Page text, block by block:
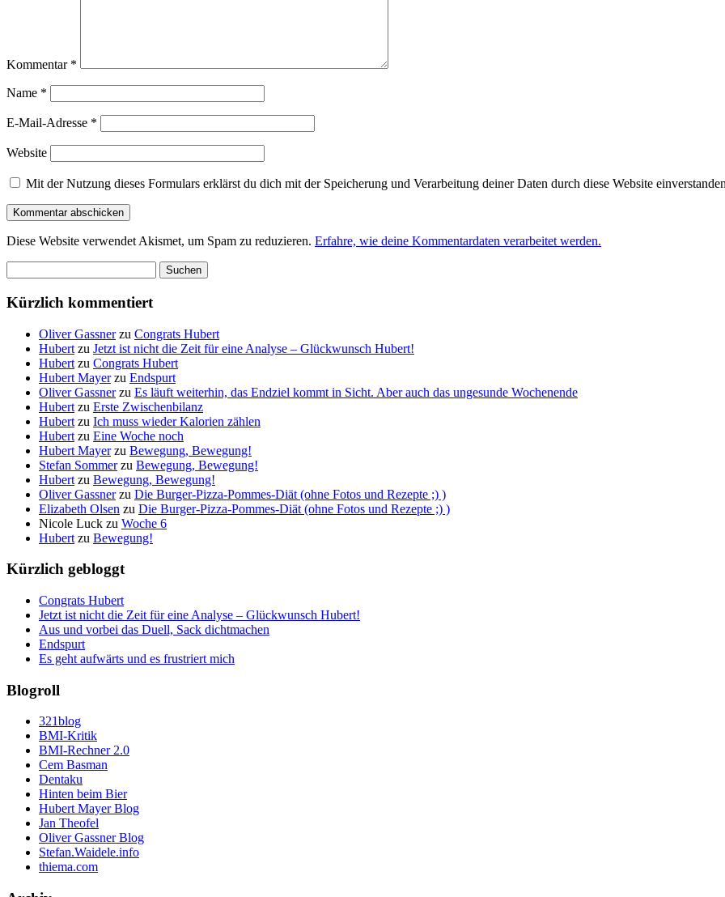
Kommentar *
Name *
E-Mail-Adresse *
Website
Mit der Nutzung dieses Formulars erklärst du dich mit der Speicherung und Verarbeitung deiner Daten durch diese Website
Diese Website verwendet Akismet, um Spam zu reduzieren. Erfahre, wie deine Kommentardaten verarbeitet werden.
nach:
Kürzlich kommentiert
Oliver Gassnerzu Congrats Hubert
Hubert zu Jetzt ist nicht die Zeit für eine Analyse – Glückwunsch Hubert!
Hubert zu Congrats Hubert
Hubert Mayerzu Endspurt
Oliver Gassnerzu Es läuft weiterhin, das Endziel kommt in Sicht. Aber auch das ungesunde Wochenende
Hubert zu Erste Zwischenbilanz
Hubert zu Ich muss wieder Kalorien zählen
Hubert zu Eine Woche noch
Hubert Mayerzu Bewegung, Bewegung!
Stefan Sommerzu Bewegung, Bewegung!
Hubert zu Bewegung, Bewegung!
Oliver Gassnerzu Die Burger-Pizza-Pommes-Diät (ohne Fotos und Rezepte ;) )
Elizabeth Olsen zu Die Burger-Pizza-Pommes-Diät (ohne Fotos und Rezepte ;) )
Nicole Luck zu Woche 6
Hubert zu Bewegung!
Kürzlich gebloggt
Congrats Hubert
Jetzt ist nicht die Zeit für eine Analyse – Glückwunsch Hubert!
Aus und vorbei das Duell, Sack dichtmachen
Endspurt
Es geht aufwärts und es frustriert mich
Blogroll
321blog
BMI-Kritik
BMI-Rechner 2.0
Cem Basman
Dentaku
Hinten beim Bier
Hubert Mayer Blog
Jan Theofel
Oliver Gassner Blog
Stefan.Waidele.info
thiema.com